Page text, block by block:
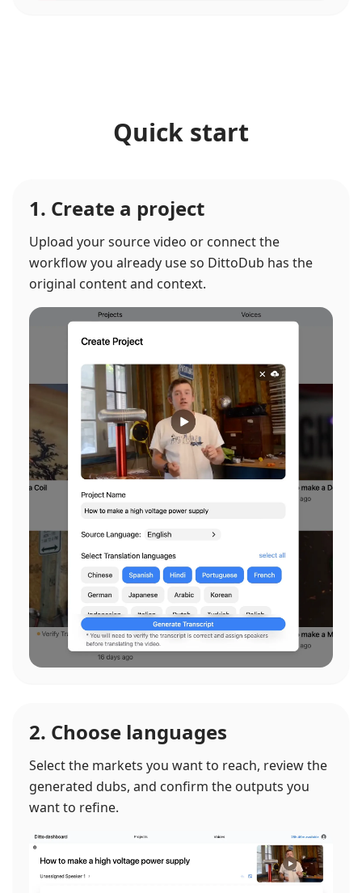
Quick start
1. Create a project
Upload your source video or connect the
workflow you already use so DittoDub has the
original content and context.
2. Choose languages
Select the markets you want to reach, review the
generated dubs, and confirm the outputs you
want to refine.